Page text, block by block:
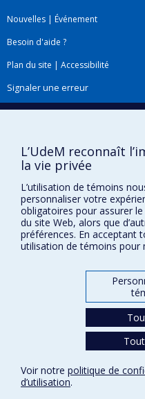
Nouvelles | Événement
Besoin d'aide ?
Plan du site | Accessibilité
Signaler une erreur
Téléchargez les logos de
L’UdeM reconnaît
la vie privée
L’utilisation de témoins
personnaliser votre
obligatoires pour assurer
du site Web, alors que
préférences. En acceptant
utilisation de témoins pour
Voir notre politique de
d’utilisation.